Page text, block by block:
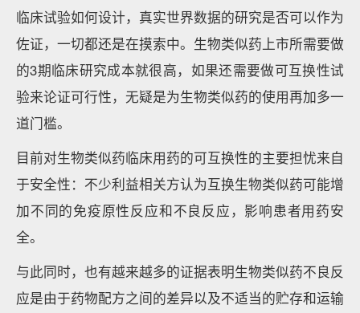
临床试验如何设计，真实世界数据的研究是否可以作为
佐证，一切都还是在摸索中。生物类似药上市所需要做
的3期临床研究成本就很高，如果还需要做可互换性试
验来论证可行性，无疑是为生物类似药的使用再加多一
道门槛。
目前对生物类似药临床用药的可互换性的主要担忧来自
于安全性：不少利益相关方认为互换生物类似药可能增
加不同的免疫原性反应和不良反应，影响患者用药安
全。
与此同时，也有越来越多的证据表明生物类似药不良反
应是由于药物配方之间的差异以及不适当的贮存和运输